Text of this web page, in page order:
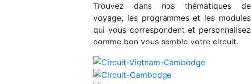
Trouvez dans nos thématiques de
voyage, les programmes et les modules
qui vous correspondent et personnalisez
comme bon vous semble votre circuit.